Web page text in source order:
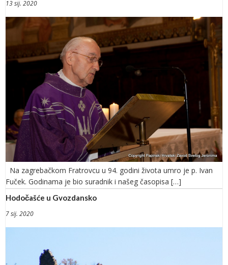
13 sij. 2020
Na zagrebačkom Fratrovcu u 94. godini života umro je p. Ivan
Fuček. Godinama je bio suradnik i našeg časopisa […]
Hodočašće u Gvozdansko
7 sij. 2020